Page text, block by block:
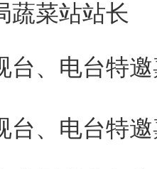
蔬菜站站长
台、电台特
台、电台特